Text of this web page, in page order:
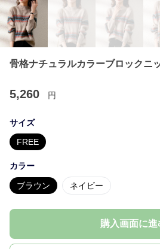
骨格ナチュラルカラーブロックニ
5,260 円
サイズ
FREE
カラー
ブラウン ネイビー
購入画面に進